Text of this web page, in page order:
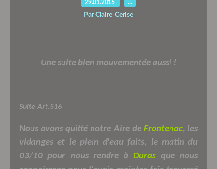
29.01.2015 …
Par Claire-Cerise
Une suite bien mouvementée aussi !
Suite Art.516
Nous avons quitté notre Aire de Frontenac, les
vidanges et le plein d'eau faits, le matin du
03/10 pour nous rendre àDurasque nous